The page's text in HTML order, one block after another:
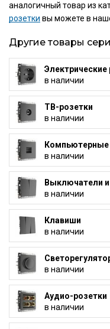
аналогичный товар из
розетки вы можете в
Другие товары
Электрические
в наличии
ТВ-розетки
в наличии
Компьютерные
в наличии
Выключатели
в наличии
Клавиши
в наличии
в наличии
Аудио-розетки
в наличии